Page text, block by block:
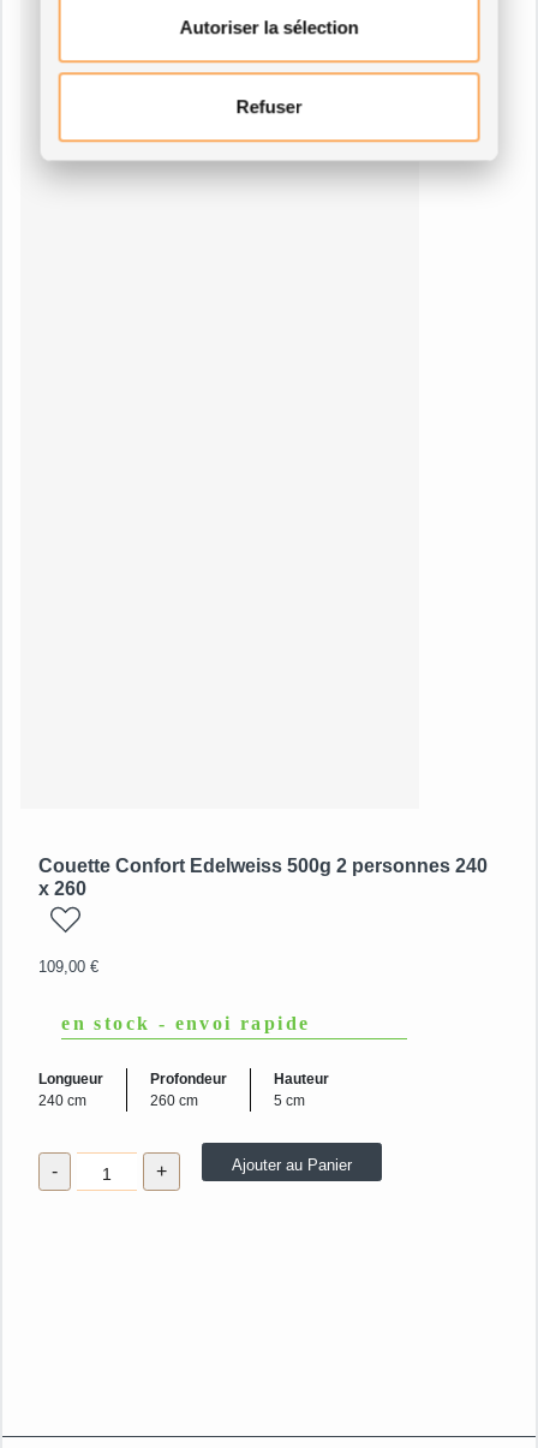
Autoriser la sélection
Refuser
Couette Confort Edelweiss 500g 2 personnes 240
x 260
ajouter
109,00 €
en stock - envoi rapide
Longueur
240 cm
Profondeur
260 cm
Hauteur
5 cm
-
quantité
de
+ Ajouter au Panier